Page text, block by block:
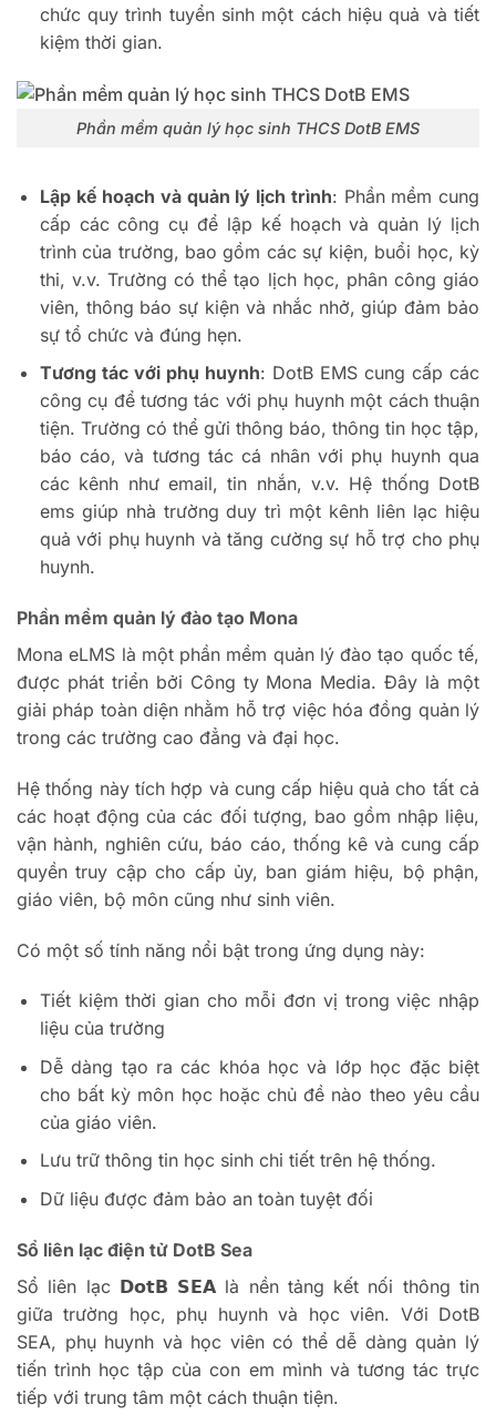
chức quy trình tuyển sinh một cách hiệu quả và tiết
kiệm thời gian.
Phần mềm quản lý học sinh THCS DotB EMS
Lập kế hoạch và quản lý lịch trình: Phần mềm cung
cấp các công cụ để lập kế hoạch và quản lý lịch
trình của trường, bao gồm các sự kiện, buổi học, kỳ
thi, v.v. Trường có thể tạo lịch học, phân công giáo
viên, thông báo sự kiện và nhắc nhở, giúp đảm bảo
sự tổ chức và đúng hẹn.
Tương tác với phụ huynh: DotB EMS cung cấp các
công cụ để tương tác với phụ huynh một cách thuận
tiện. Trường có thể gửi thông báo, thông tin học tập,
báo cáo, và tương tác cá nhân với phụ huynh qua
các kênh như email, tin nhắn, v.v. Hệ thống DotB
ems giúp nhà trường duy trì một kênh liên lạc hiệu
quả với phụ huynh và tăng cường sự hỗ trợ cho phụ
huynh.
Phần mềm quản lý đào tạo Mona
Mona eLMS là một phần mềm quản lý đào tạo quốc tế,
được phát triển bởi Công ty Mona Media. Đây là một
giải pháp toàn diện nhằm hỗ trợ việc hóa đồng quản lý
trong các trường cao đẳng và đại học.
Hệ thống này tích hợp và cung cấp hiệu quả cho tất cả
các hoạt động của các đối tượng, bao gồm nhập liệu,
vận hành, nghiên cứu, báo cáo, thống kê và cung cấp
quyền truy cập cho cấp ủy, ban giám hiệu, bộ phận,
giáo viên, bộ môn cũng như sinh viên.
Có một số tính năng nổi bật trong ứng dụng này:
Tiết kiệm thời gian cho mỗi đơn vị trong việc nhập
liệu của trường
Dễ dàng tạo ra các khóa học và lớp học đặc biệt
cho bất kỳ môn học hoặc chủ đề nào theo yêu cầu
của giáo viên.
Lưu trữ thông tin học sinh chi tiết trên hệ thống.
Dữ liệu được đảm bảo an toàn tuyệt đối
Sổ liên lạc điện tử DotB Sea
Sổ liên lạc 𝗗𝗼𝘁𝗕 𝗦𝗘𝗔 là nền tảng kết nối thông tin
giữa trường học, phụ huynh và học viên. Với DotB
SEA, phụ huynh và học viên có thể dễ dàng quản lý
tiến trình học tập của con em mình và tương tác trực
tiếp với trung tâm một cách thuận tiện.